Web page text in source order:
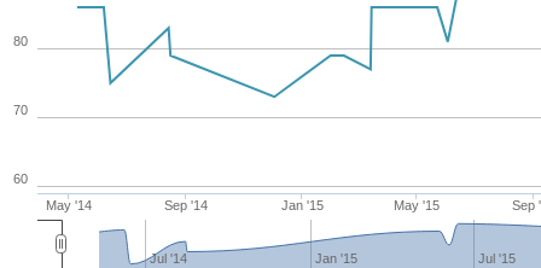
May '14 Sep '14 Jan '15 May '15 Sep
60
70
80
Jan '15
Jul '14 Jul '15